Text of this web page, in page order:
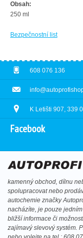
Obsah:
250 ml
Bezpečnostní list
608 076 136
K Letišti 907, 339
Facebook
kamenný obchod, dílnu
spolupracovat nebo
autochemie značky
nacházíte, je pouze
bližší informace či
zajímavý slevový systém.